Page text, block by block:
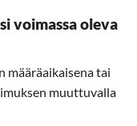
voimassa oleva
määräaikaisena tai
muuttuvalla